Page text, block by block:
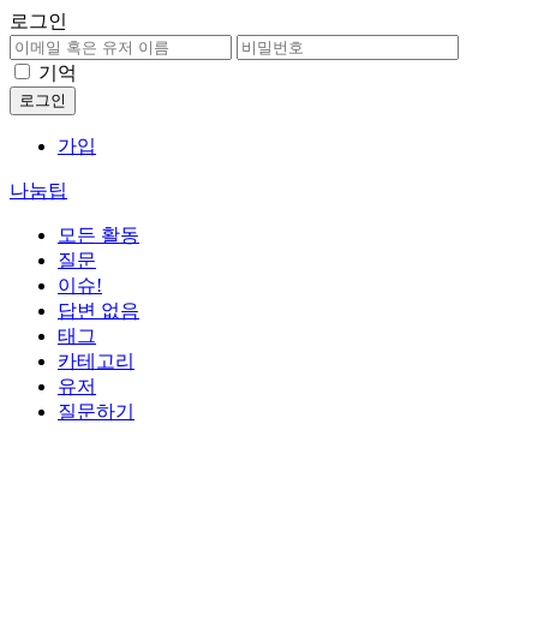
로그인
기억
가입
나눔팁
모든 활동
질문
이슈!
답변 없음
태그
카테고리
유저
질문하기